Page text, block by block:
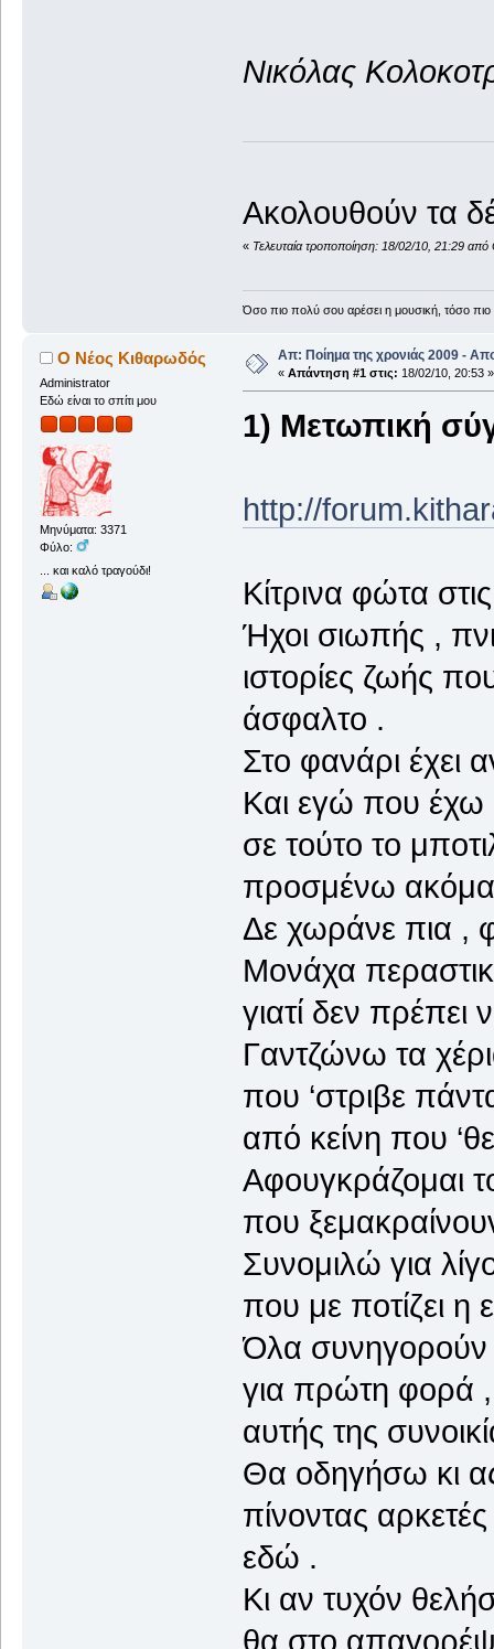
Νικόλας
Ακολουθούν τα
« Τελευταία τροποποίηση: 18/02/10, 21:29
Όσο πιο πολύ σου αρέσει η μουσική, τόσο
Ο Νέος Κιθαρωδός
Administrator
Εδώ είναι το σπίτι μου
Μηνύματα: 3371
Φύλο:
... και καλό τραγούδι!
Απ: Ποίημα της χρονιάς 2009 -
« Απάντηση #1 στις: 18/02/10, 20:53 »
1) Μετωπική
http://
Κίτρινα φώτα
Ήχοι σιωπής ,
ιστορίες ζωής
άσφαλτο .
Στο φανάρι έχει
Και εγώ που έχω
σε τούτο το
προσμένω ακόμα
Δε χωράνε πια ,
Μονάχα
γιατί δεν πρέπει
Γαντζώνω τα
που ‘στριβε
από κείνη που
Αφουγκράζομαι
που
Συνομιλώ για
που με ποτίζει η
Όλα
για πρώτη φορά ,
αυτής της
Θα οδηγήσω κι
πίνοντας
εδώ .
Κι αν τυχόν
θα στο